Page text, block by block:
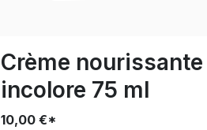
Crème nourissante
incolore 75 ml
10,00 €*